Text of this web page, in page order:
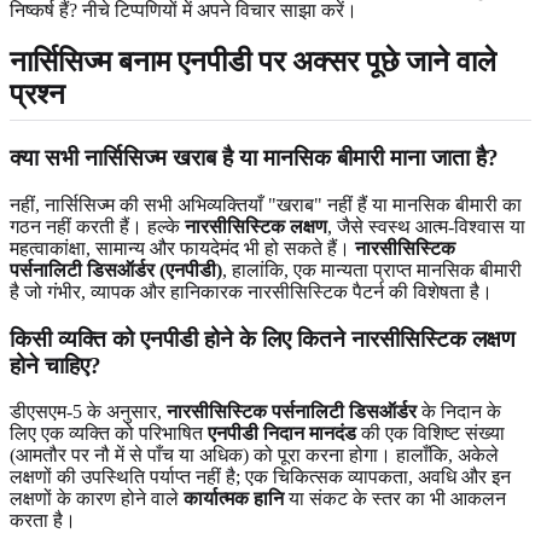
निष्कर्ष हैं? नीचे टिप्पणियों में अपने विचार साझा करें।
नार्सिसिज्म बनाम एनपीडी पर अक्सर पूछे जाने वाले
प्रश्न
क्या सभी नार्सिसिज्म खराब है या मानसिक बीमारी माना जाता है?
नहीं, नार्सिसिज्म की सभी अभिव्यक्तियाँ "खराब" नहीं हैं या मानसिक बीमारी का
गठन नहीं करती हैं। हल्केनारसीसिस्टिक लक्षण, जैसे स्वस्थ आत्म-विश्वास या
महत्वाकांक्षा, सामान्य और फायदेमंद भी हो सकते हैं।नारसीसिस्टिक
पर्सनालिटी डिसऑर्डर (एनपीडी), हालांकि, एक मान्यता प्राप्त मानसिक बीमारी
है जो गंभीर, व्यापक और हानिकारक नारसीसिस्टिक पैटर्न की विशेषता है।
किसी व्यक्ति को एनपीडी होने के लिए कितने नारसीसिस्टिक लक्षण
होने चाहिए?
डीएसएम-5 के अनुसार,नारसीसिस्टिक पर्सनालिटी डिसऑर्डरके निदान के
लिए एक व्यक्ति को परिभाषितएनपीडी निदान मानदंडकी एक विशिष्ट संख्या
(आमतौर पर नौ में से पाँच या अधिक) को पूरा करना होगा। हालाँकि, अकेले
लक्षणों की उपस्थिति पर्याप्त नहीं है; एक चिकित्सक व्यापकता, अवधि और इन
लक्षणों के कारण होने वालेकार्यात्मक हानिया संकट के स्तर का भी आकलन
करता है।